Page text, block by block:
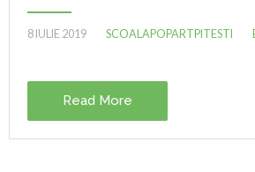
8 IULIE 2019 SCOALAPOPARTPITESTI
Read More